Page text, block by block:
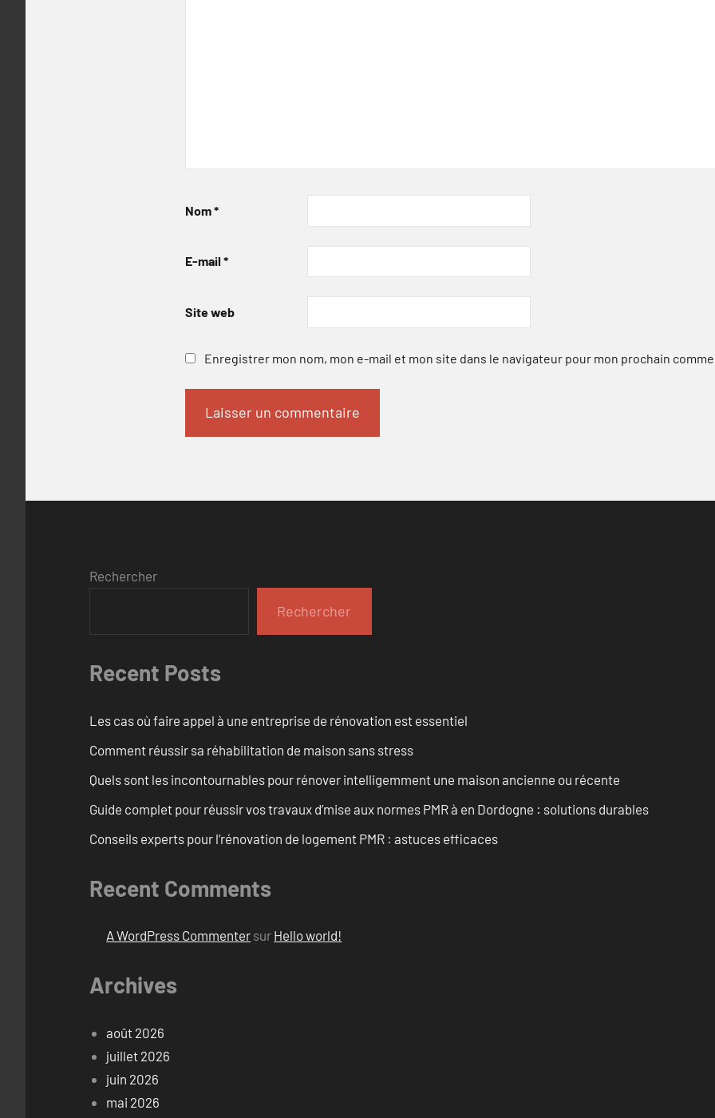
Nom*
E-mail *
Site web
Enregistrer mon nom, mon e-mail et mon site dans le navigateur pour mon prochain
Rechercher
Rechercher
Recent Posts
Les cas où faire appel à une entreprise de rénovation est essentiel
Comment réussir sa réhabilitation de maison sans stress
Quels sont les incontournables pour rénover intelligemment une maison ancienne ou récente
Guide complet pour réussir vos travaux d’mise aux normes PMR à en Dordogne : solutions durables
Conseils experts pour l’rénovation de logement PMR : astuces efficaces
Recent Comments
A WordPress Commenter sur Hello world!
Archives
août 2026
juillet 2026
juin 2026
mai 2026